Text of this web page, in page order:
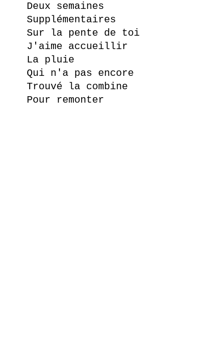
Deux semaines
Supplémentaires
Sur la pente de toi
J'aime accueillir
La pluie
Qui n'a pas encore
Trouvé la combine
Pour remonter